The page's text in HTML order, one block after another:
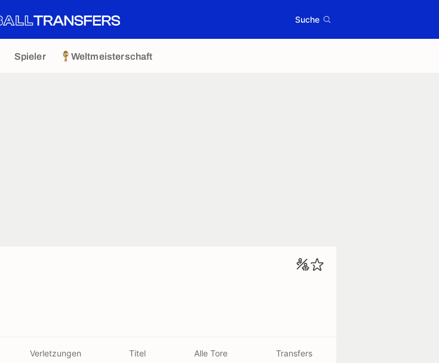
Suche
Spieler Weltmeisterschaft
Verletzungen Titel Alle Tore Transfers